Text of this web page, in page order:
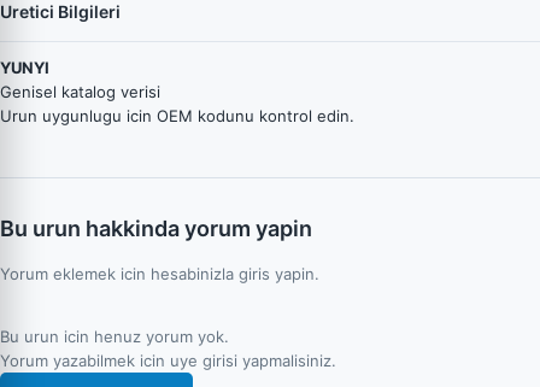
Uretici Bilgileri
YUNYI
Genisel katalog verisi
Urun uygunlugu icin OEM kodunu kontrol edin.
Bu urun hakkinda yorum yapin
Yorum eklemek icin hesabinizla giris yapin.
Bu urun icin henuz yorum yok.
Yorum yazabilmek icin uye girisi yapmalisiniz.